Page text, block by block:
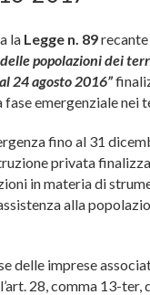
la Legge n. 89recante
popolazioni dei
24 agosto 2016”
emergenziale
fino al 31
privata
in materia di
alla
delle imprese
28, comma 13-